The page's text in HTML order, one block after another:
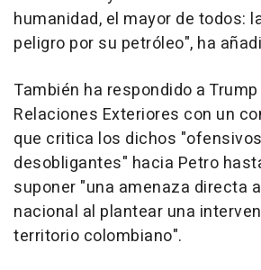
humanidad, el mayor de todos:
peligro por su petróleo", ha
También ha respondido a
Relaciones Exteriores con un
que critica los dichos
desobligantes" hacia Petro
suponer "una amenaza directa
nacional al plantear una
territorio colombiano".